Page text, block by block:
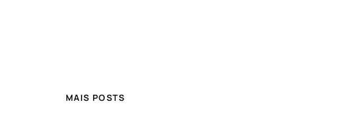
MAIS POSTS